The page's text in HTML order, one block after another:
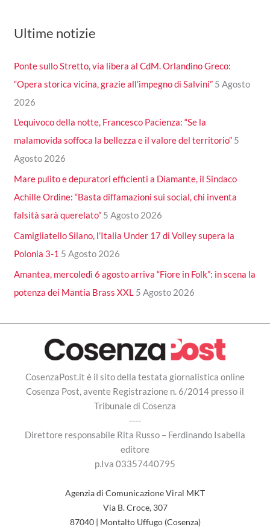
Ultime notizie
Ponte sullo Stretto, via libera al CdM. Orlandino Greco:
“Opera storica vicina, grazie all’impegno di Salvini” 5 Agosto
2026
L’equivoco della notte, Francesco Pacienza: “Se la
malamovida soffoca la bellezza e il valore del territorio” 5
Agosto 2026
Mare pulito e depuratori efficienti a Diamante, il Sindaco
Achille Ordine: “Basta diffamazioni sui social, chi inventa
falsità sarà querelato” 5 Agosto 2026
Camigliatello Silano, l’Italia Under 17 di Volley supera la
Polonia 3-1 5 Agosto 2026
Amantea, mercoledì 6 agosto arriva “Fiore in Folk”: in scena la
potenza dei Mantia Brass XXL 5 Agosto 2026
CosenzaPost.it è il sito della testata giornalistica online
Cosenza Post, avente Registrazione n. 6/2014 presso il
Tribunale di Cosenza
----
Direttore responsabile Rita Russo – Ferdinando Isabella
editore
p.Iva 03357440795
Agenzia di Comunicazione Viral MKT
Via B. Croce, 307
87040 | Montalto Uffugo (Cosenza)